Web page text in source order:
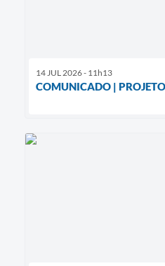
14 JUL 2026 - 11h13
COMUNICADO |